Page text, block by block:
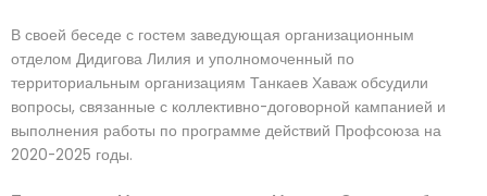
В своей беседе с гостем заведующая организационным
отделом Дидигова Лилия и уполномоченный по
территориальным организациям Танкаев Хаваж обсудили
вопросы, связанные с коллективно-договорной кампанией и
выполнения работы по программе действий Профсоюза на
2020-2025 годы.